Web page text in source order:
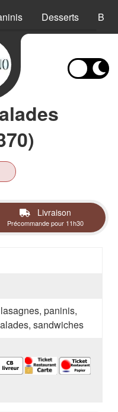
Desserts
Livraison
Précommande pour 11h30
paninis,
sandwiches